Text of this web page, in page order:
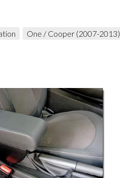
One / Cooper (2007-2013)